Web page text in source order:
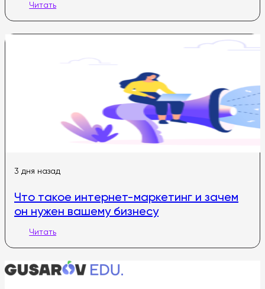
Читать
3 дня назад
Что такое интернет-маркетинг и зачем
он нужен вашему бизнесу
Читать